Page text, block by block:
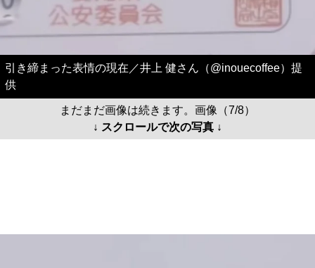
引き締まった表情の現在／井上 健さん（@inouecoffee）提
供
まだまだ画像は続きます。画像（7/8）
↓ スクロールで次の写真 ↓